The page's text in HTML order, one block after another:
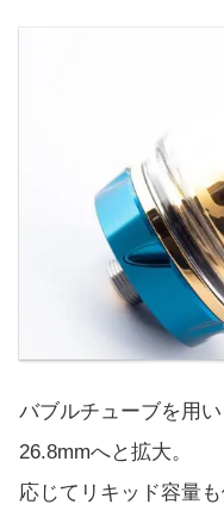
バブルチューブを用
26.8mmへと拡大。
応じてリキッド容量も